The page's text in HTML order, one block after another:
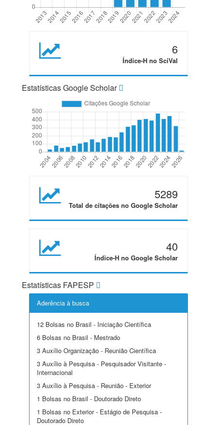
6
Índice-H no SciVal
Estatísticas Google Scholar
5289
Total de citações no Google Scholar
40
Índice-H no Google Scholar
Estatísticas FAPESP
Aderência à busca
12 Bolsas no Brasil - Iniciação Científica
6 Bolsas no Brasil - Mestrado
3 Auxílio Organização - Reunião Científica
3 Auxílio à Pesquisa - Pesquisador Visitante -
Internacional
3 Auxílio à Pesquisa - Reunião - Exterior
1 Bolsas no Brasil - Doutorado Direto
1 Bolsas no Exterior - Estágio de Pesquisa -
Doutorado Direto